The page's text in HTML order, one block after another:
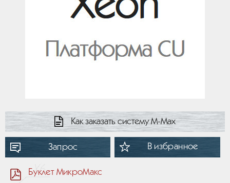
Как заказать систему М-Мах
Запрос В избранное
Буклет МикроМакс